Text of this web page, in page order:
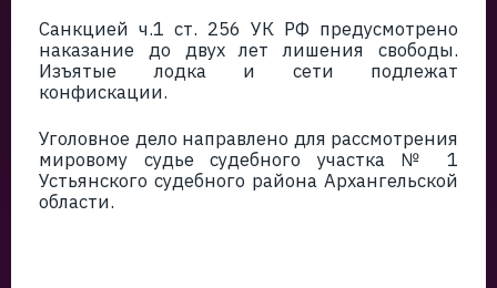
Санкцией ч.1 ст. 256 УК РФ предусмотрено
наказание до двух лет лишения свободы.
Изъятые лодка и сети подлежат
конфискации.
Уголовное дело направлено для рассмотрения
мировому судье судебного участка № 1
Устьянского судебного района Архангельской
области.